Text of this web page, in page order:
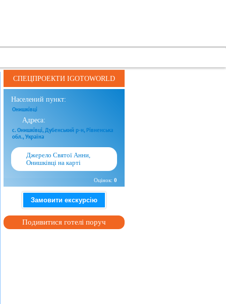
СПЕЦПРОЕКТИ IGOTOWORLD
Населений пункт:
Онишківці
Адреса:
с. Онишківці, Дубенський р-н, Рівненська
обл., Україна
Джерело Святої Анни,
Онишківці на карті
Оцінок: 0
Замовити екскурсію
Подивитися готелі поруч